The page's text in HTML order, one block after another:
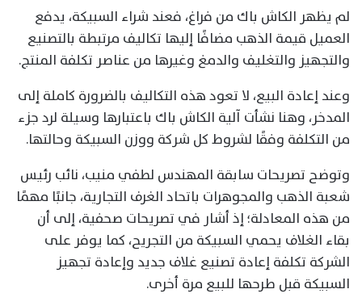
لم يظهر الكاش باك من فراغ، فعند شراء السبيكة، يدفع
العميل قيمة الذهب مضافًا إليها تكاليف مرتبطة بالتصنيع
والتجهيز والتغليف والدمغ وغيرها من عناصر تكلفة المنتج.
وعند إعادة البيع، لا تعود هذه التكاليف بالضرورة كاملة إلى
المدخر، وهنا نشأت آلية الكاش باك باعتبارها وسيلة لرد جزء
من التكلفة وفقًا لشروط كل شركة ووزن السبيكة وحالتها.
وتوضح تصريحات سابقة المهندس لطفي منيب، نائب رئيس
شعبة الذهب والمجوهرات باتحاد الغرف التجارية، جانبًا مهمًا
من هذه المعادلة؛ إذ أشار في تصريحات صحفية، إلى أن
بقاء الغلاف يحمي السبيكة من التجريح، كما يوفر على
الشركة تكلفة إعادة تصنيع غلاف جديد وإعادة تجهيز
السبيكة قبل طرحها للبيع مرة أخرى.